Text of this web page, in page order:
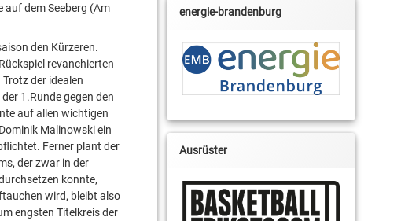
auf dem Seeberg (Am
den Kürzeren.
revanchierten
der idealen
1.Runde gegen den
auf allen wichtigen
Malinowski ein
Ferner plant der
der zwar in der
konnte,
wird, bleibt also
engsten Titelkreis der
energie-brandenburg
Ausrüster